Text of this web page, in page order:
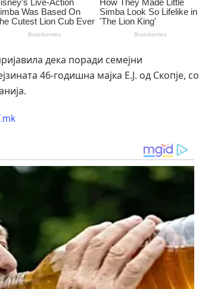
дека поради семејни
46-годишна мајка Е.Ј. од Скопје, со